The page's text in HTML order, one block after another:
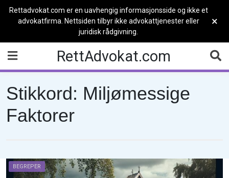
Rettadvokat.com er en uavhengig informasjonsside og ikke et
advokatfirma. Nettsiden tilbyr ikke advokattjenester eller
juridisk rådgivning.
×
content
RettAdvokat.com
Stikkord: Miljømessige
Faktorer
BEGREPER